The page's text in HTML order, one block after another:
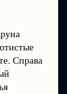
Справа